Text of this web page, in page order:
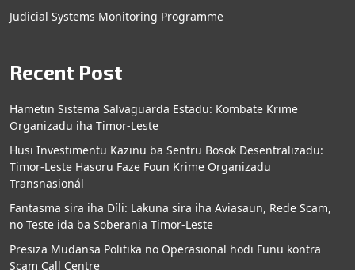
Judicial Systems Monitoring Programme
Recent Post
Hametin Sistema Salvaguarda Estadu: Kombate Krime
Organizadu iha Timor-Leste
Husi Investimentu Kazinu ba Sentru Bosok Desentralizadu:
Timor-Leste Hasoru Faze Foun Krime Organizadu
Transnasionál
Fantasma sira iha Díli: Lakuna sira iha Aviasaun, Rede Scam,
no Teste ida ba Soberania Timor-Leste
Presiza Mudansa Politika no Operasional hodi Funu kontra
Scam Call Centre